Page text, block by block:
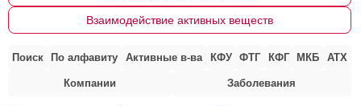
Взаимодействие активных веществ
Поиск По алфавиту Активные в-ва КФУ ФТГ КФГ МКБ АТХ
Компании Заболевания